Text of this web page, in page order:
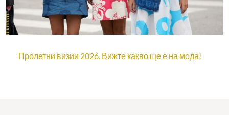
Пролетни визии 2026. Вижте какво ще е на мода!